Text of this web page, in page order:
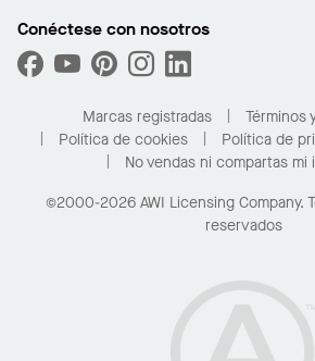
¿Cuáles son mis opciones de compra?
Capacidades personalizadas
Desempeño
Buscar un distribuidor
Solicitar muestras
Compre en línea con Kanopi
Para el hogar
Conéctese con nosotros
Marcas registradas
Términos
Política de cookies
Política de
No vendas ni compartas mi
©2000-2026 AWI Licensing Company.
reservados